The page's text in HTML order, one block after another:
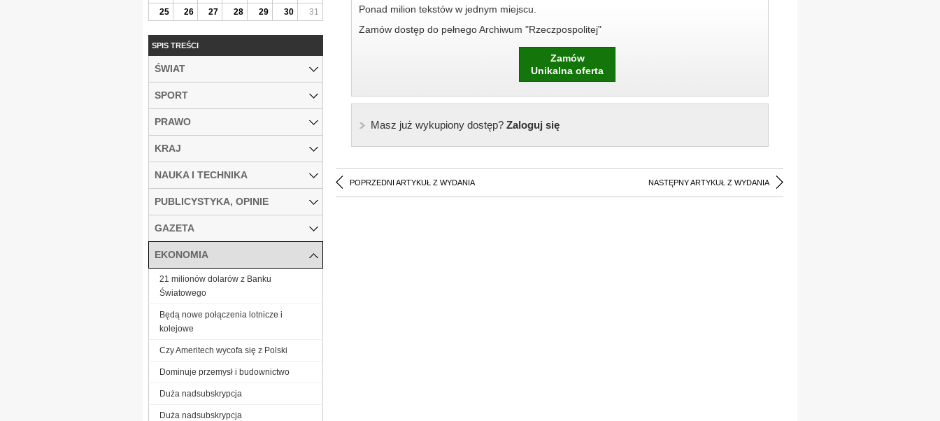
Ponad milion tekstów w jednym miejscu.
Zamów dostęp do pełnego Archiwum "Rzeczpospolitej"
Zamów
Unikalna oferta
Masz już wykupiony dostęp?Zaloguj się
POPRZEDNI ARTYKUŁ Z WYDANIA NASTĘPNY ARTYKUŁ Z WYDANIA
25
26 27 28 29 30 31
SPIS TREŚCI
ŚWIAT
SPORT
PRAWO
KRAJ
NAUKA I TECHNIKA
PUBLICYSTYKA, OPINIE
GAZETA
EKONOMIA
21 milionów dolarów z Banku
Światowego
Będą nowe połączenia lotnicze i
kolejowe
Czy Ameritech wycofa się z Polski
Dominuje przemysł i budownictwo
Duża nadsubskrypcja
Duża nadsubskrypcja